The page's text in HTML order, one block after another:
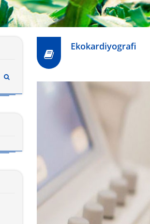
Ekokardiyografi